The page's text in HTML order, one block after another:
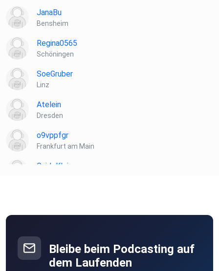
JanaBu
Bensheim
Regina0565
Schöningen
SoeGruber
Linz
Atelein
Dresden
o9vppfgr
Frankfurt am Main
GuidoKlein
Bleibe beim Podcasting auf
dem Laufenden